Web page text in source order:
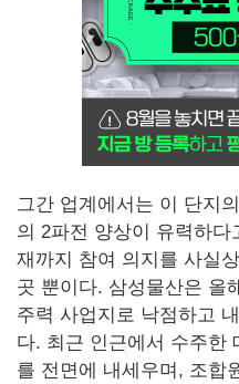
그간 업계에서는 이 단지
의 2파전 양상이 유력하
재까지 참여 의지를 사실
곳 뿐이다. 삼성물산은 올
주력 사업지로 낙점하고
다. 최근 인근에서 수주한
를 전면에 내세우며, 조합